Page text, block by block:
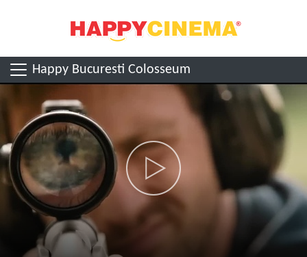
Happy Bucuresti Colosseum